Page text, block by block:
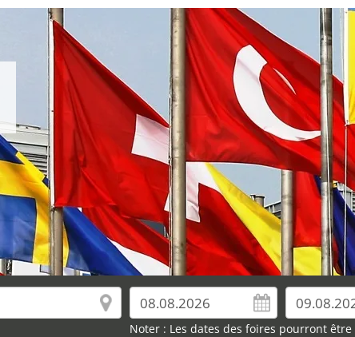
Noter : Les dates des foires pourront être